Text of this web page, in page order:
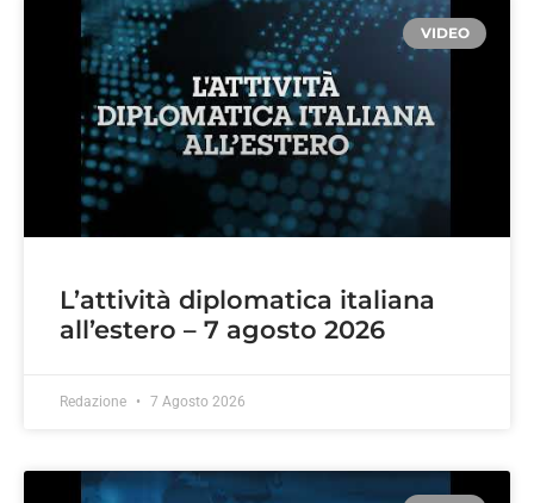
VIDEO
L’attività diplomatica italiana
all’estero – 7 agosto 2026
Redazione 7 Agosto 2026